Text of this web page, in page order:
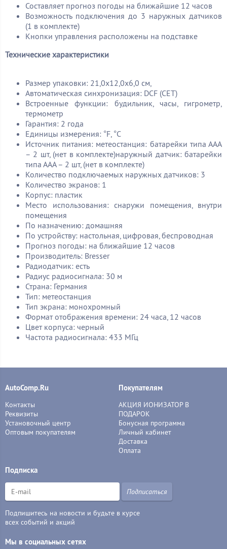
Составляет прогноз погоды на ближайшие 12 часов
Возможность подключения до 3 наружных датчиков
(1 в комплекте)
Кнопки управления расположены на подставке
Технические характеристики
Размер упаковки: 21,0x12,0x6,0 см,
Автоматическая синхронизация: DCF (CET)
Встроенные функции: будильник, часы, гигрометр,
термометр
Гарантия: 2 года
Единицы измерения: °F, °C
Источник питания: метеостанция: батарейки типа ААА
– 2 шт, (нет в комплекте)наружный датчик: батарейки
типа ААА – 2 шт, (нет в комплекте)
Количество подключаемых наружных датчиков: 3
Количество экранов: 1
Корпус: пластик
Место использования: снаружи помещения, внутри
помещения
По назначению: домашняя
По устройству: настольная, цифровая, беспроводная
Прогноз погоды: на ближайшие 12 часов
Производитель: Bresser
Радиодатчик: есть
Радиус радиосигнала: 30 м
Страна: Германия
Тип: метеостанция
Тип экрана: монохромный
Формат отображения времени: 24 часа, 12 часов
Цвет корпуса: черный
Частота радиосигнала: 433 МГц
AutoComp.Ru
Контакты
Реквизиты
Установочный центр
Оптовым покупателям
Покупателям
АКЦИЯ ИОНИЗАТОР В
ПОДАРОК
Бонусная программа
Личный кабинет
Доставка
Оплата
Подписка
Подписаться
Подпишитесь на новости и будьте в курсе
всех событий и акций
Мы в социальных сетях